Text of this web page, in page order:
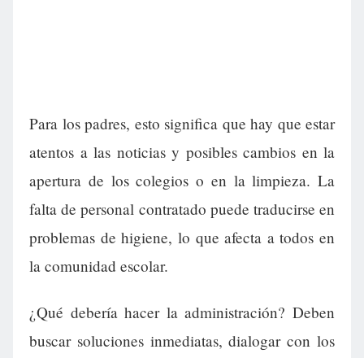
Para los padres, esto significa que hay que estar
atentos a las noticias y posibles cambios en la
apertura de los colegios o en la limpieza. La
falta de personal contratado puede traducirse en
problemas de higiene, lo que afecta a todos en
la comunidad escolar.
¿Qué debería hacer la administración? Deben
buscar soluciones inmediatas, dialogar con los